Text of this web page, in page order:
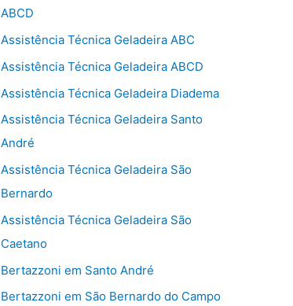
ABCD
Assistência Técnica Geladeira ABC
Assistência Técnica Geladeira ABCD
Assistência Técnica Geladeira Diadema
Assistência Técnica Geladeira Santo
André
Assistência Técnica Geladeira São
Bernardo
Assistência Técnica Geladeira São
Caetano
Bertazzoni em Santo André
Bertazzoni em São Bernardo do Campo